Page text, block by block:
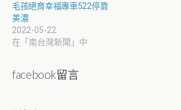
毛孩絕育幸福專車522停靠
美濃
2022-05-22
在「南台灣新聞」中
facebook留言